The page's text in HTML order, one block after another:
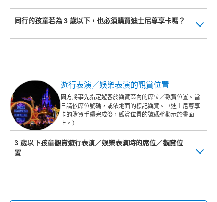
同行的孩童若為 3 歲以下，也必須購買迪士尼尊享卡嗎？
遊行表演／娛樂表演的觀賞位置
園方將事先指定遊客於觀賞區內的席位／觀賞位置。當
日請依席位號碼，或依地面的標記觀賞。（迪士尼尊享
卡的購買手續完成後，觀賞位置的號碼將顯示於畫面
上。）
3 歲以下孩童觀賞遊行表演／娛樂表演時的席位／觀賞位
置